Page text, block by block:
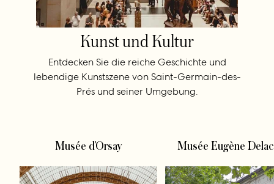
Kunst und Kultur
Entdecken Sie die reiche Geschichte und
lebendige Kunstszene von Saint-Germain-des-
Prés und seiner Umgebung.
Musée d’Orsay Musée Eugène